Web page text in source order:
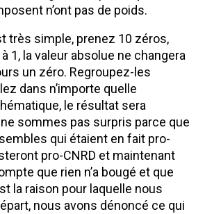
n’ont pas de poids.
très simple, prenez 10 zéros,
1, la valeur absolue ne changera
un zéro. Regroupez-les
dans n’importe quelle
le résultat sera
sommes pas surpris parce que
qui étaient en fait pro-
pro-CNRD et maintenant
que rien n’a bougé et que
la raison pour laquelle nous
nous avons dénoncé ce qui